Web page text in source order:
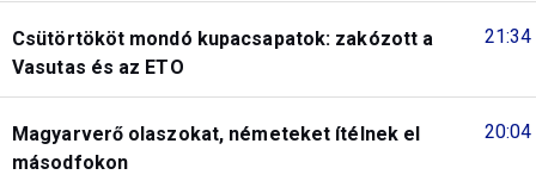
21:34
Csütörtököt mondó kupacsapatok: zakózott a
Vasutas és az ETO
20:04
Magyarverő olaszokat, németeket ítélnek el
másodfokon